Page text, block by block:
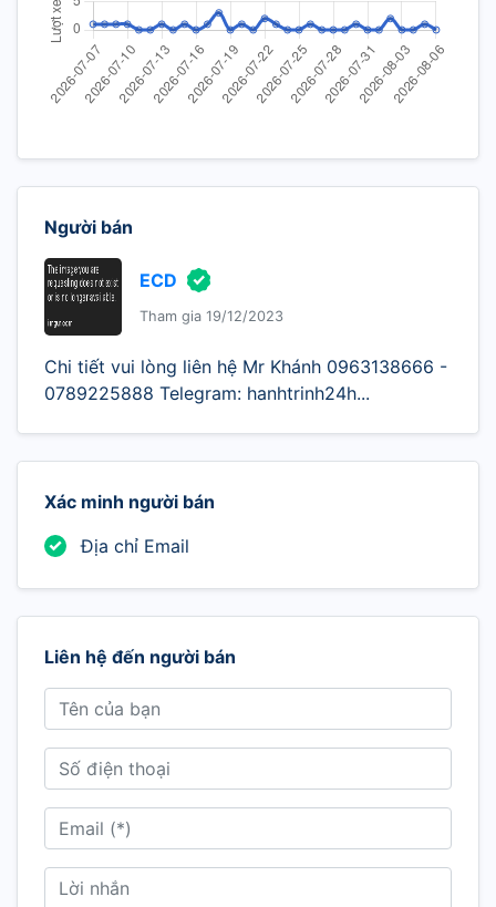
Người bán
ECD
Tham gia 19/12/2023
Chi tiết vui lòng liên hệ Mr Khánh 0963138666 -
0789225888 Telegram: hanhtrinh24h...
Xác minh người bán
Địa chỉ Email
Liên hệ đến người bán